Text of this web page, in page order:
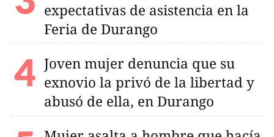
expectativas de asistencia en la
Feria de Durango
Joven mujer denuncia que su
exnovio la privó de la libertad y
abusó de ella, en Durango